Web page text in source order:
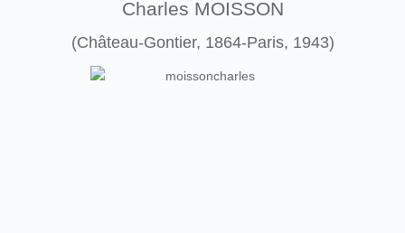
Charles MOISSON
(Château-Gontier, 1864-Paris, 1943)